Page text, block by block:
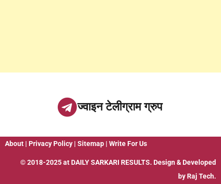
ज्वाइन टेलीग्राम ग्रुप
About | Privacy Policy | Sitemap | Write For Us
© 2018-2025 at DAILY SARKARI RESULTS. Design & Developed
by Raj Tech.